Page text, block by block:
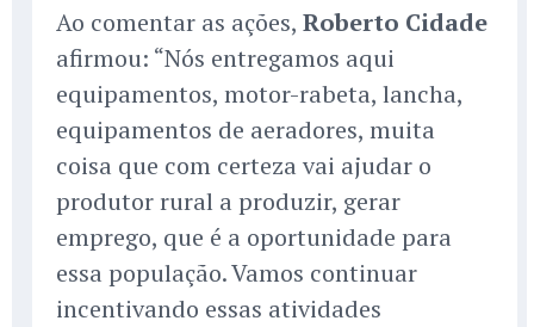
Ao comentar as ações, Roberto Cidade
afirmou: “Nós entregamos aqui
equipamentos, motor-rabeta, lancha,
equipamentos de aeradores, muita
coisa que com certeza vai ajudar o
produtor rural a produzir, gerar
emprego, que é a oportunidade para
essa população. Vamos continuar
incentivando essas atividades